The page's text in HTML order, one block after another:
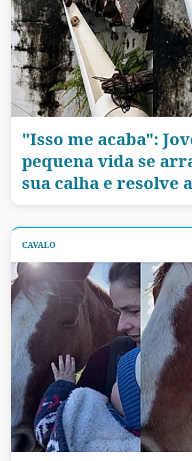
"Isso me acaba":
pequena vida se
sua calha e resolve
CAVALO